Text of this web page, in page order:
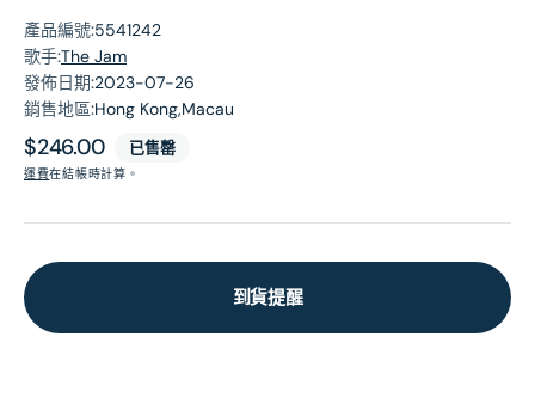
產品編號:5541242
歌手:The Jam
發佈日期:2023-07-26
銷售地區:Hong Kong,Macau
原
價
$246.00 已售罄
運費在結帳時計算。
到貨提醒